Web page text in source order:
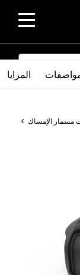
SEARCH
المزايا